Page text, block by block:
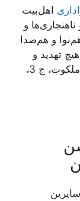
اهل‌بیت
ناهنجاری‌ها و
هم‌نوا و هم‌صدا
تهدید و
ارعابی هراس به خود راه ندهد.» (اسرار ملکوت، ج 3،